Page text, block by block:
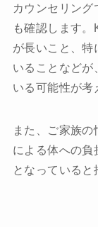
カウンセリン
も確認します
が長いこと、特
いることなどが
いる可能性が考
また、ご家族
による体への負
となっていると